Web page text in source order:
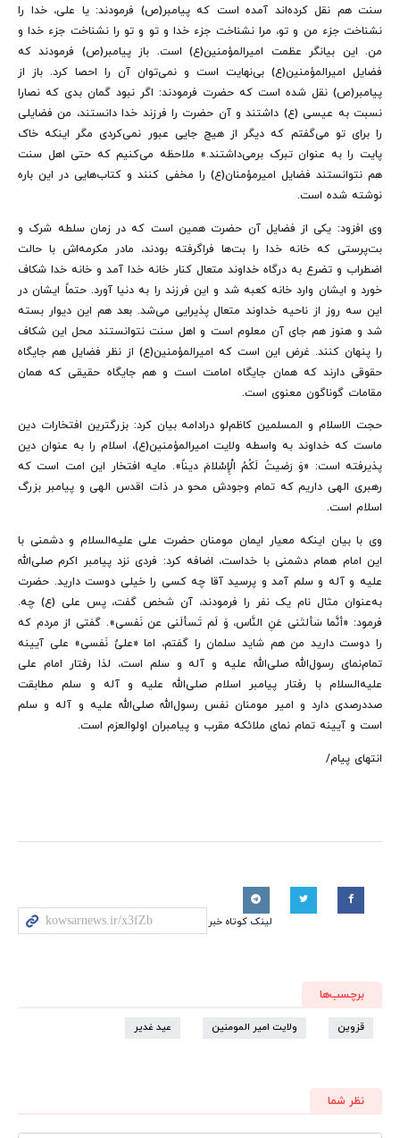
سنت هم نقل کرده‌اند آمده است که پیامبر(ص) فرمودند: یا علی، خدا را
نشناخت جزء من و تو، مرا نشناخت جزء خدا و تو و تو را نشناخت جزء خدا و
من. این بیانگر عظمت امیرالمؤمنین(ع) است. باز پیامبر(ص) فرمودند که
فضایل امیرالمؤمنین(ع) بی‌نهایت است و نمی‌توان آن را احصا کرد. باز از
پیامبر(ص) نقل شده است که حضرت فرمودند: اگر نبود گمان بدی که نصارا
نسبت به عیسی (ع) داشتند و آن حضرت را فرزند خدا دانستند، من فضایلی
را برای تو می‌گفتم که دیگر از هیچ جایی عبور نمی‌کردی مگر اینکه خاک
پایت را به عنوان تبرک برمی‌داشتند.» ملاحظه می‌کنیم که حتی اهل سنت
هم نتوانستند فضایل امیرمؤمنان(ع) را مخفی کنند و کتاب‌هایی در این باره
نوشته شده است.
وی افزود: یکی از فضایل آن حضرت همین است که در زمان سلطه شرک و
بت‌پرستی که خانه خدا را بت‌ها فراگرفته بودند، مادر مکرمه‌اش با حالت
اضطراب و تضرع به درگاه خداوند متعال کنار خانه خدا آمد و خانه خدا شکاف
خورد و ایشان وارد خانه کعبه شد و این فرزند را به دنیا آورد. حتماً ایشان در
این سه روز از ناحیه خداوند متعال پذیرایی می‌شد. بعد هم این دیوار بسته
شد و هنوز هم جای آن معلوم است و اهل سنت نتوانستند محل این شکاف
را پنهان کنند. غرض این است که امیرالمؤمنین(ع) از نظر فضایل هم جایگاه
حقوقی دارند که همان جایگاه امامت است و هم جایگاه حقیقی که همان
مقامات گوناگون معنوی است.
حجت الاسلام و المسلمین کاظم‌لو درادامه بیان کرد: بزرگترین افتخارات دین
ماست که خداوند به واسطه ولایت امیرالمؤمنین(ع)، اسلام را به عنوان دین
پذیرفته است: «وَ رَضیتُ لَکُمُ الْإِسْلامَ دیناً». مایه افتخار این امت است که
رهبری الهی داریم که تمام وجودش محو در ذات اقدس الهی و پیامبر بزرگ
اسلام است.
وی با بیان اینکه معیار ایمان مومنان حضرت علی علیه‌السلام و دشمنی با
این امام همام دشمنی با خداست، اضافه کرد: فردی نزد پیامبر اکرم صلی‌الله
علیه و آله و سلم آمد و پرسید آقا چه کسی را خیلی دوست دارید. حضرت
به‌عنوان مثال نام یک نفر را فرمودند، آن شخص گفت، پس علی (ع) چه.
فرمود: «أنَّما سَألتَنی عَنِ النَّاس، وَ لَم تَسألَنی عن نَفسی». گفتی از مردم که
را دوست دارید من هم شاید سلمان را گفتم، اما «علیٌ نَفسی» علی آیینه
تمام‌نمای رسول‌الله صلی‌الله علیه و آله و سلم است، لذا رفتار امام علی
علیه‌السلام با رفتار پیامبر اسلام صلی‌الله علیه و آله و سلم مطابقت
صددرصدی دارد و امیر مومنان نفس رسول‌الله صلی‌الله علیه و آله و سلم
است و آیینه تمام نمای ملائکه مقرب و پیامبران اولوالعزم است.
انتهای پیام/
لینک کوتاه خبر
برچسب‌ها
قزوین ولایت امیر المومنین عید غدیر
نظر شما